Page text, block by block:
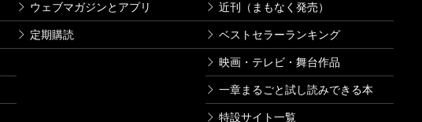
ウェブマガジンとアプリ
定期購読
近刊（まもなく発売）
ベストセラーランキング
映画・テレビ・舞台作品
一章まるごと試し読みできる本
特設サイト一覧